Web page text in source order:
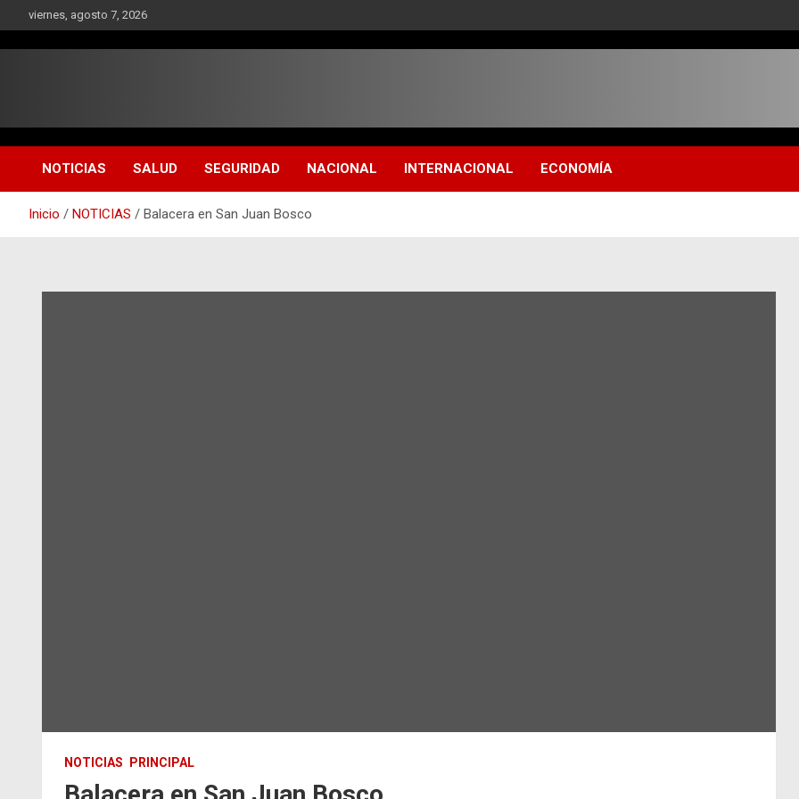
al
contenido
viernes, agosto 7, 2026
NOTICIAS SALUD SEGURIDAD NACIONAL INTERNACIONAL ECONOMÍA
Inicio NOTICIAS Balacera en San Juan Bosco
NOTICIAS PRINCIPAL